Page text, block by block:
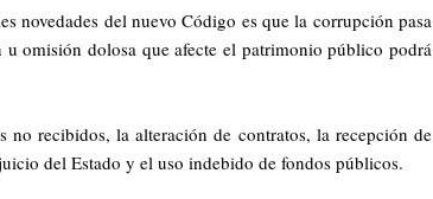
novedades del nuevo Código es que la corrupción pasa
omisión dolosa que afecte el patrimonio público podrá
no recibidos, la alteración de contratos, la recepción de
del Estado y el uso indebido de fondos públicos.